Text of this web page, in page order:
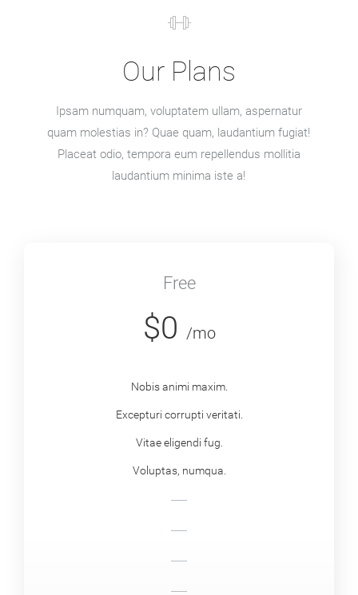
Our Plans
Ipsam numquam, voluptatem ullam, aspernatur
quam molestias in? Quae quam, laudantium fugiat!
Placeat odio, tempora eum repellendus mollitia
laudantium minima iste a!
Free
$0 /mo
Nobis animi maxim.
Excepturi corrupti veritati.
Vitae eligendi fug.
Voluptas, numqua.